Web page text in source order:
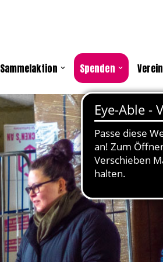
Sammelaktion Spenden Verein